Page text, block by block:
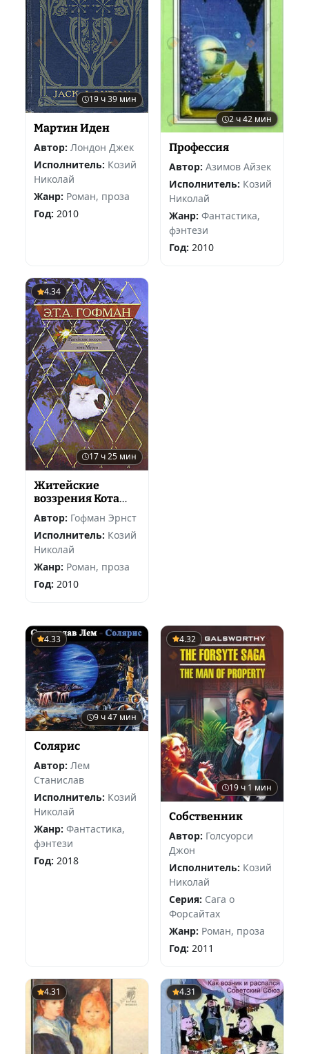
19 ч 39 мин
Мартин Иден
Автор: Лондон Джек
Исполнитель: Козий
Николай
Жанр: Роман, проза
Год: 2010
2 ч 42 мин
Профессия
Автор: Азимов Айзек
Исполнитель: Козий
Николай
Жанр: Фантастика,
фэнтези
Год: 2010
4.34
17 ч 25 мин
Житейские
воззрения Кота
Мурра
Автор: Гофман Эрнст
Исполнитель: Козий
Николай
Жанр: Роман, проза
Год: 2010
4.33
9 ч 47 мин
Солярис
Автор: Лем
Станислав
Исполнитель: Козий
Николай
Жанр: Фантастика,
фэнтези
Год: 2018
4.32
19 ч 1 мин
Собственник
Автор: Голсуорси
Джон
Исполнитель: Козий
Николай
Серия: Сага о
Форсайтах
Жанр: Роман, проза
Год: 2011
4.31 4.31